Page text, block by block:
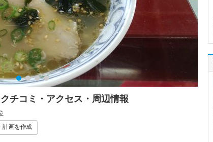
チコミ・アクセス・周辺情報
計画を作成